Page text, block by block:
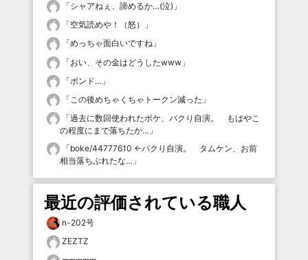
「シャアねぇ、諦めるか…(泣) 」
「空気読めや！（怒）
」
「めっちゃ面白いですね 」
「おい、その金はどうしたwww 」
「ポンド… 」
「 この後めちゃくちゃトークン減った 」
「過去に数回使われたボケ、パクり自演。 もはやこ
の程度にまで落ちたか… 」
「boke/44777610 ←パクり自演。 タムケン、お前
相当落ちぶれたな… 」
最近の評価されている職人
n-202号
ZEZTZ